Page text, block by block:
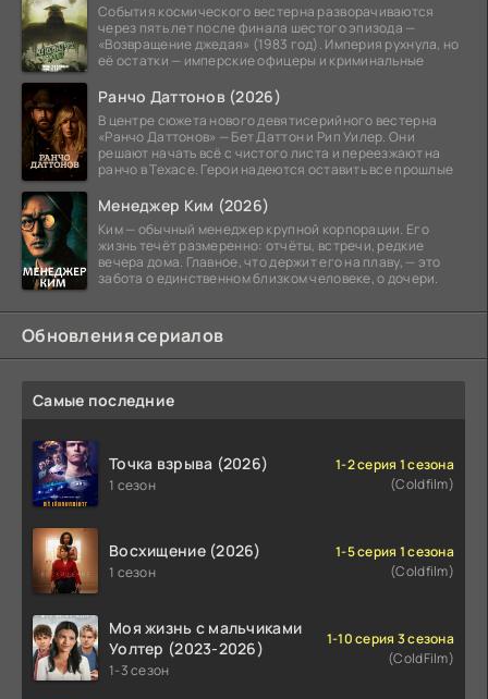
События космического вестерна разворачиваются
через пять лет после финала шестого эпизода —
«Возвращение джедая» (1983 год). Империя рухнула, но
её остатки — имперские офицеры и криминальные
Ранчо Даттонов (2026)
В центре сюжета нового девятисерийного вестерна
«Ранчо Даттонов» — Бет Даттон и Рип Уилер. Они
решают начать всё с чистого листа и переезжают на
ранчо в Техасе. Герои надеются оставить все прошлые
Менеджер Ким (2026)
Ким — обычный менеджер крупной корпорации. Его
жизнь течёт размеренно: отчёты, встречи, редкие
вечера дома. Главное, что держит его на плаву, — это
забота о единственном близком человеке, о дочери.
Обновления сериалов
Самые последние
Точка взрыва (2026)
1 сезон
1-2 серия 1 сезона
(Coldfilm)
Восхищение (2026)
1 сезон
1-5 серия 1 сезона
(Coldfilm)
Моя жизнь с мальчиками
Уолтер (2023-2026)
1-3 сезон
1-10 серия 3 сезона
(ColdFilm)